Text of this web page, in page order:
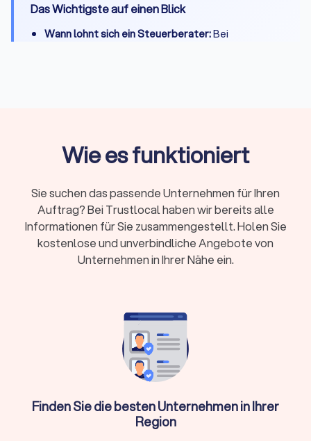
Das Wichtigste auf einen Blick
Wann lohnt sich ein Steuerberater:Bei
Qualifikation:
Bestellung durch
Steuerberaterkammer ist Pflicht, Fachberater-
Online oder vor Ort:Beide Modelle haben
Vorteile – persönlicher Kontakt oder flexible
digitale Zusammenarbeit
Erstgespräch:Viele Kanzleien bieten 15-20
Wann brauche ich überhaupt einen
Nicht in jeder Situation ist ein Steuerberater zwingend
erforderlich. Für einfache Arbeitnehmer-Steuererklärungen
ohne Zusatzeinkünfte reicht oft die Software ELSTER oder
ein Lohnsteuerhilfeverein. Ein Steuerberater lohnt sich
Wie es funktioniert
Sie suchen das passende Unternehmen für Ihren
Auftrag? Bei Trustlocal haben wir bereits alle
Informationen für Sie zusammengestellt. Holen Sie
kostenlose und unverbindliche Angebote von
Unternehmen in Ihrer Nähe ein.
Finden Sie die besten Unternehmen in Ihrer
Region